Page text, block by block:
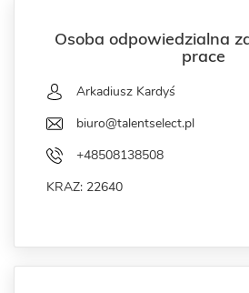
Osoba odpowiedzialna
prace
Arkadiusz Kardyś
biuro@talentselect.pl
+48508138508
KRAZ: 22640